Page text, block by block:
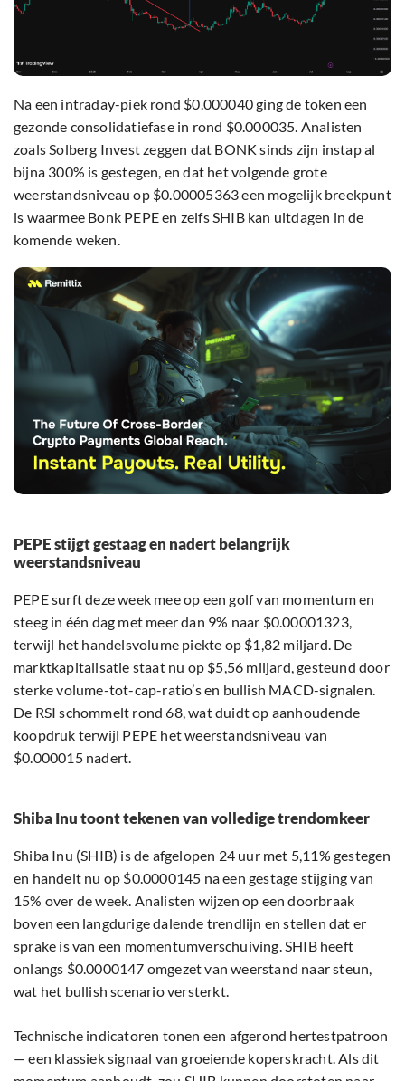
Na een intraday-piek rond $0.000040 ging de token een
gezonde consolidatiefase in rond $0.000035. Analisten
zoals Solberg Invest zeggen dat BONK sinds zijn instap al
bijna 300% is gestegen, en dat het volgende grote
weerstandsniveau op $0.00005363 een mogelijk breekpunt
is waarmee Bonk PEPE en zelfs SHIB kan uitdagen in de
komende weken.
PEPE stijgt gestaag en nadert belangrijk
weerstandsniveau
PEPE surft deze week mee op een golf van momentum en
steeg in één dag met meer dan 9% naar $0.00001323,
terwijl het handelsvolume piekte op $1,82 miljard. De
marktkapitalisatie staat nu op $5,56 miljard, gesteund door
sterke volume-tot-cap-ratio’s en bullish MACD-signalen.
De RSI schommelt rond 68, wat duidt op aanhoudende
koopdruk terwijl PEPE het weerstandsniveau van
$0.000015 nadert.
Shiba Inu toont tekenen van volledige trendomkeer
Shiba Inu (SHIB) is de afgelopen 24 uur met 5,11% gestegen
en handelt nu op $0.0000145 na een gestage stijging van
15% over de week. Analisten wijzen op een doorbraak
boven een langdurige dalende trendlijn en stellen dat er
sprake is van een momentumverschuiving. SHIB heeft
onlangs $0.0000147 omgezet van weerstand naar steun,
wat het bullish scenario versterkt.
Technische indicatoren tonen een afgerond hertestpatroon
— een klassiek signaal van groeiende koperskracht. Als dit